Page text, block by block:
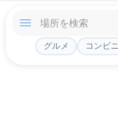
グルメ コンビニ